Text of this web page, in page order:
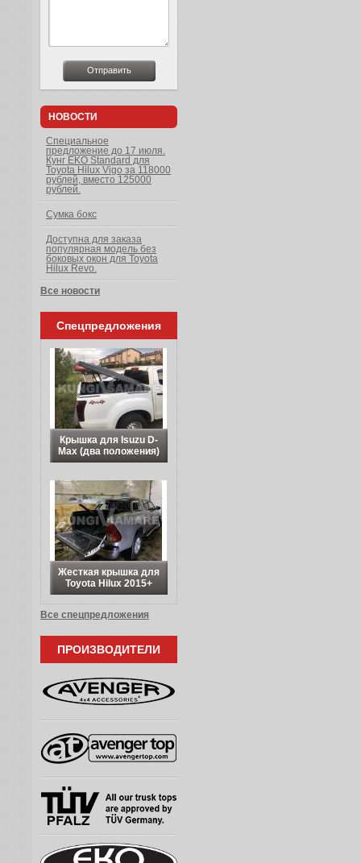
НОВОСТИ
Специальное
предложение до 17 июля.
Кунг EKO Standard для
Toyota Hilux Vigo за 118000
рублей, вместо 125000
рублей.
Сумка бокс
Доступна для заказа
популярная модель без
боковых окон для Toyota
Hilux Revo.
Все новости
Спецпредложения
Крышка для Isuzu D-
Max (два положения)
Жесткая крышка для
Toyota Hilux 2015+
Все спецпредложения
ПРОИЗВОДИТЕЛИ